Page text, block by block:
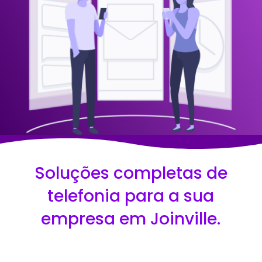
Soluções completas de
telefonia para a sua
empresa em Joinville.